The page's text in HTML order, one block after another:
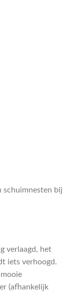
bij
verlaagd, het
iets verhoogd.
(afhankelijk